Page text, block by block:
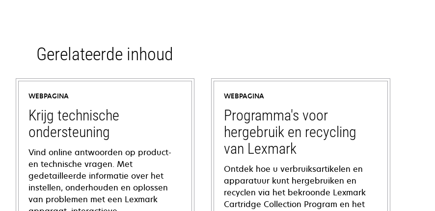
Gerelateerde inhoud
WEBPAGINA
Krijg technische
ondersteuning
Vind online antwoorden op product-
en technische vragen. Met
gedetailleerde informatie over het
instellen, onderhouden en oplossen
van problemen met een Lexmark
WEBPAGINA
Programma's voor
hergebruik en recycling
van Lexmark
Ontdek hoe u verbruiksartikelen en
apparatuur kunt hergebruiken en
recyclen via het bekroonde Lexmark
Cartridge Collection Program en het